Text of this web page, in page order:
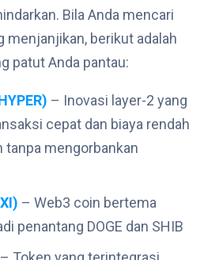
Bila Anda mencari
menjanjikan, berikut adalah
patut Anda pantau:
– Inovasi layer-2 yang
cepat dan biaya rendah
tanpa mengorbankan
– Web3 coin bertema
penantang DOGE dan SHIB